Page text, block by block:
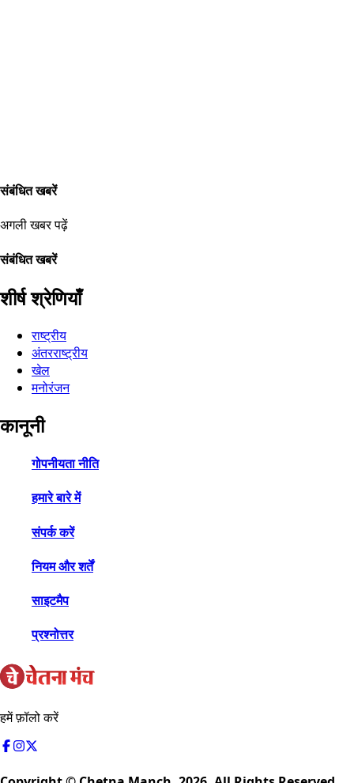
संबंधित खबरें
अगली खबर पढ़ें
संबंधित खबरें
शीर्ष श्रेणियाँ
राष्ट्रीय
अंतरराष्ट्रीय
खेल
मनोरंजन
कानूनी
गोपनीयता नीति
हमारे बारे में
संपर्क करें
नियम और शर्तें
साइटमैप
प्रश्नोत्तर
हमें फ़ॉलो करें